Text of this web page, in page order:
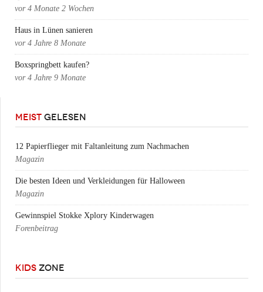
vor 4 Monate 2 Wochen
Haus in Lünen sanieren
vor 4 Jahre 8 Monate
Boxspringbett kaufen?
vor 4 Jahre 9 Monate
MEIST GELESEN
12 Papierflieger mit Faltanleitung zum Nachmachen
Magazin
Die besten Ideen und Verkleidungen für Halloween
Magazin
Gewinnspiel Stokke Xplory Kinderwagen
Forenbeitrag
KIDS ZONE